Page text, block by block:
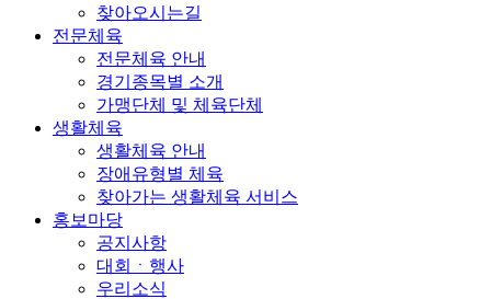
찾아오시는길
전문체육
전문체육 안내
경기종목별 소개
가맹단체 및 체육단체
생활체육
생활체육 안내
장애유형별 체육
찾아가는 생활체육 서비스
홍보마당
공지사항
대회ㆍ행사
우리소식